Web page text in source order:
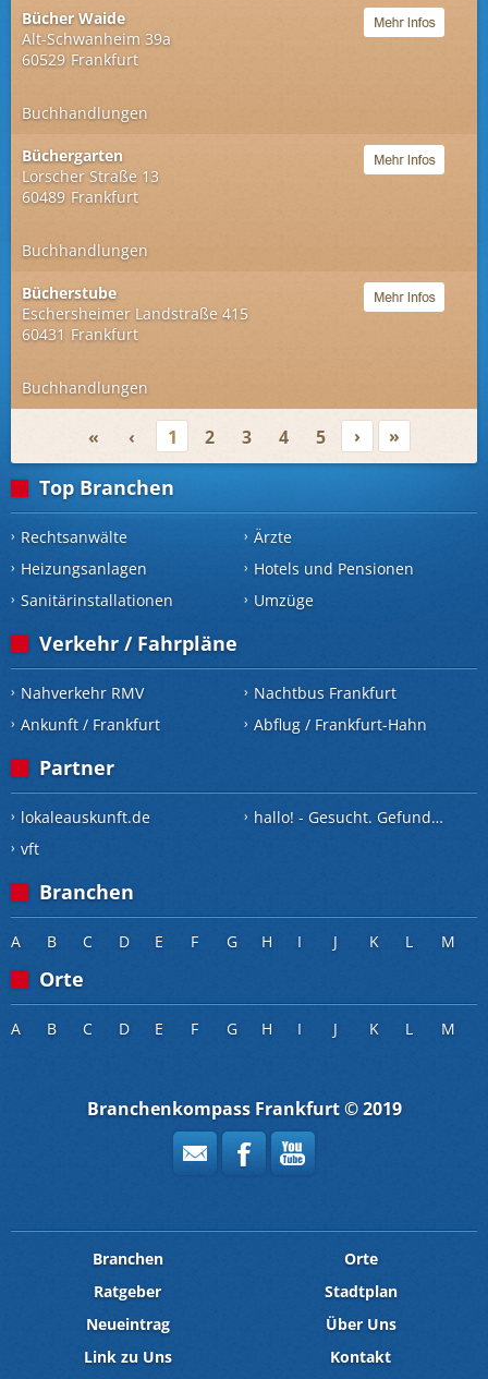
Bücher Waide
Alt-Schwanheim 39a
60529 Frankfurt
Buchhandlungen
Büchergarten
Lorscher Straße 13
60489 Frankfurt
Buchhandlungen
Bücherstube
Eschersheimer Landstraße 415
60431 Frankfurt
Buchhandlungen
« ‹ 1 2 3 4 5 › »
Top Branchen
Rechtsanwälte Ärzte
Heizungsanlagen
Hotels und Pensionen
Sanitärinstallationen
Umzüge
Verkehr / Fahrpläne
Nahverkehr RMV Nachtbus Frankfurt
Ankunft / Frankfurt
Abflug / Frankfurt-Hahn
Partner
lokaleauskunft.de hallo! - Gesucht. Gefunden.
vft
Branchen
A B C D E F G H I J K L M
Orte
A B C D E F G H I J K L M
Branchenkompass Frankfurt © 2019
Branchen
Orte
Ratgeber
Stadtplan
Neueintrag
Über Uns
Link zu Uns
Kontakt